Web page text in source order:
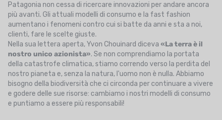
Patagonia non cessa di ricercare innovazioni per andare ancora
più avanti. Gli attuali modelli di consumo e la fast fashion
aumentano i fenomeni contro cui si batte da anni e sta a noi,
clienti, fare le scelte giuste.
Nella sua lettera aperta, Yvon Chouinard diceva «La terra è il
nostro unico azionista». Se non comprendiamo la portata
della catastrofe climatica, stiamo correndo verso la perdita del
nostro pianeta e, senza la natura, l'uomo non è nulla. Abbiamo
bisogno della biodiversità che ci circonda per continuare a vivere
e godere delle sue risorse: cambiamo i nostri modelli di consumo
e puntiamo a essere più responsabili!